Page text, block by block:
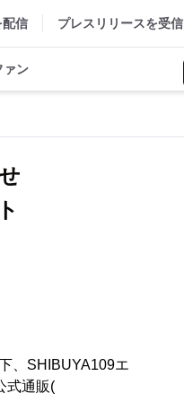
配信 プレスリリースを受信
ァン
せ
ト
、SHIBUYA109エ
式通販(